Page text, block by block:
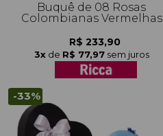
Buquê de 08 Rosas
Colombianas Vermelhas
R$ 233,90
3x de R$ 77,97 sem juros
-33%